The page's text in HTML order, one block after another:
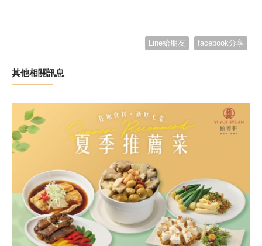
Line給朋友 facebook分享
其他相關訊息